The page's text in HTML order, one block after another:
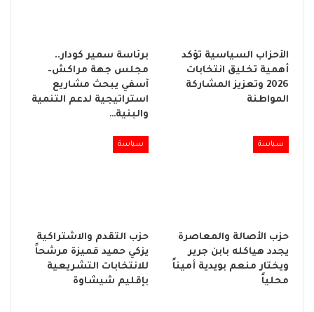
الأحزاب السياسية تؤكد
أهمية تخليق انتخابات
2026 وتعزيز المشاركة
المواطنة
برئاسة سمير كودار..
مجلس جهة مراكش–
آسفي يبحث مشاريع
استراتيجية لدعم التنمية
والبنية…
سياسة
حزب الأصالة والمعاصرة
يجدد هياكله بابن جرير
ويختار منعم بويدية أميناً
محلياً
سياسة
حزب التقدم والاشتراكية
يزكي حميد قميزة مرشحاً
للانتخابات التشريعية
بإقليم شيشاوة